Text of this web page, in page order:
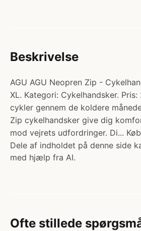
Beskrivelse
AGU AGU Neopren Zip -
XL. Kategori: Cykelhandsker.
cykler gennem de koldere
Zip cykelhandsker give dig
mod vejrets udfordringer. Di...
Dele af indholdet på denne side
med hjælp fra AI.
Ofte stillede